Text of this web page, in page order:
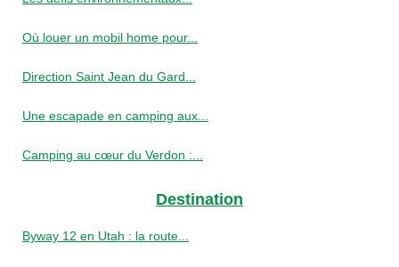
Où louer un mobil home pour...
Direction Saint Jean du Gard...
Une escapade en camping aux...
Camping au cœur du Verdon :...
Destination
Byway 12 en Utah : la route...